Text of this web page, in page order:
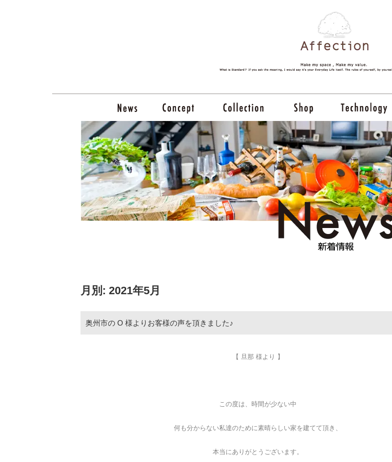
月別: 2021年5月
奥州市の O 様よりお客様の声を頂きました♪
【 旦那 様より 】
この度は、時間が少ない中
何も分からない私達のために素晴らしい家を建てて頂き、
本当にありがとうございます。